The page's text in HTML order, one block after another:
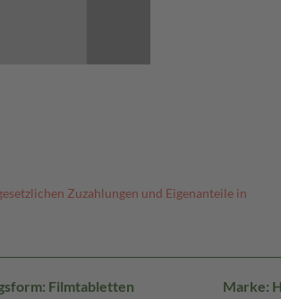
Zuzahlungen und Eigenanteile in
Filmtabletten Marke: